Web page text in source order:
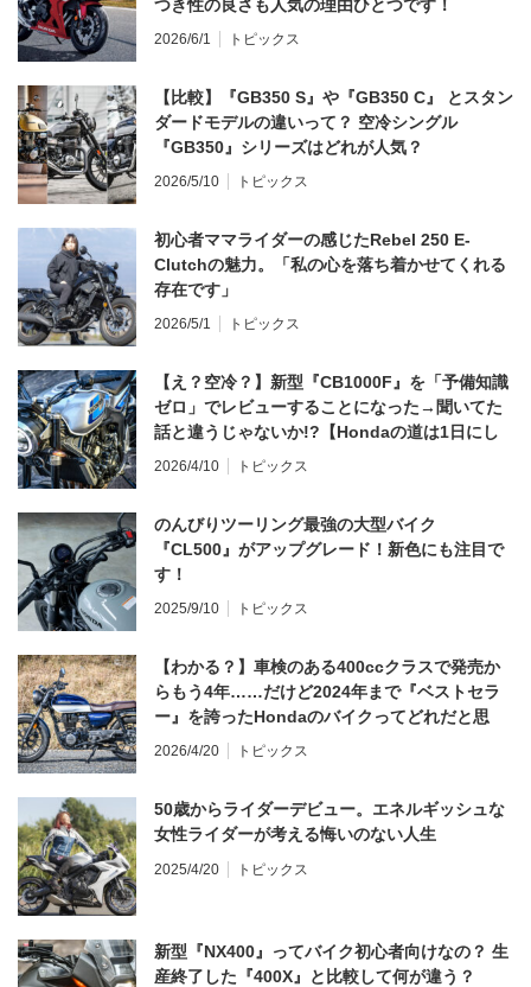
つき性の良さも人気の理由ひとつです！
2026/6/1 トピックス
【比較】『GB350 S』や『GB350 C』 とスタン
ダードモデルの違いって？ 空冷シングル
『GB350』シリーズはどれが人気？
2026/5/10 トピックス
初心者ママライダーの感じたRebel 250 E-
Clutchの魅力。「私の心を落ち着かせてくれる
存在です」
2026/5/1 トピックス
【え？空冷？】新型『CB1000F』を「予備知識
ゼロ」でレビューすることになった→聞いてた
話と違うじゃないか!?【Hondaの道は1日にし
てならず／CB1000F ①第一印象 編】
2026/4/10 トピックス
のんびりツーリング最強の大型バイク
『CL500』がアップグレード！新色にも注目で
す！
2025/9/10 トピックス
【わかる？】車検のある400ccクラスで発売か
らもう4年……だけど2024年まで『ベストセラ
ー』を誇ったHondaのバイクってどれだと思
う？
2026/4/20 トピックス
50歳からライダーデビュー。エネルギッシュな
女性ライダーが考える悔いのない人生
2025/4/20 トピックス
新型『NX400』ってバイク初心者向けなの？ 生
産終了した『400X』と比較して何が違う？